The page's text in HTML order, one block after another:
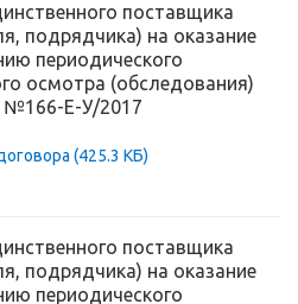
поставщика
подрядчика) на оказание
периодического
осмотра (обследования)
№166-Е-У/2017
(425.3 КБ)
поставщика
подрядчика) на оказание
периодического